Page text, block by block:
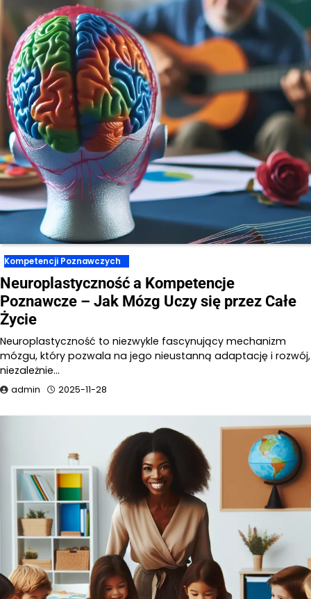
Kompetencji Poznawczych
Neuroplastyczność a Kompetencje
Poznawcze – Jak Mózg Uczy się przez Całe
Życie
Neuroplastyczność to niezwykle fascynujący mechanizm
mózgu, który pozwala na jego nieustanną adaptację i rozwój,
niezależnie…
admin 2025-11-28